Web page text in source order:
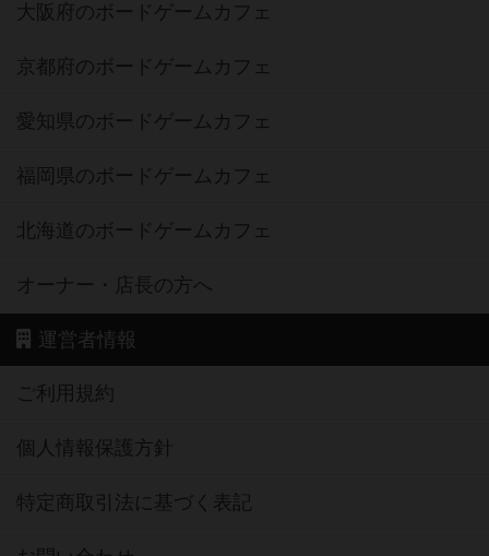
大阪府のボードゲームカフェ
京都府のボードゲームカフェ
愛知県のボードゲームカフェ
福岡県のボードゲームカフェ
北海道のボードゲームカフェ
オーナー・店長の方へ
運営者情報
ご利用規約
個人情報保護方針
特定商取引法に基づく表記